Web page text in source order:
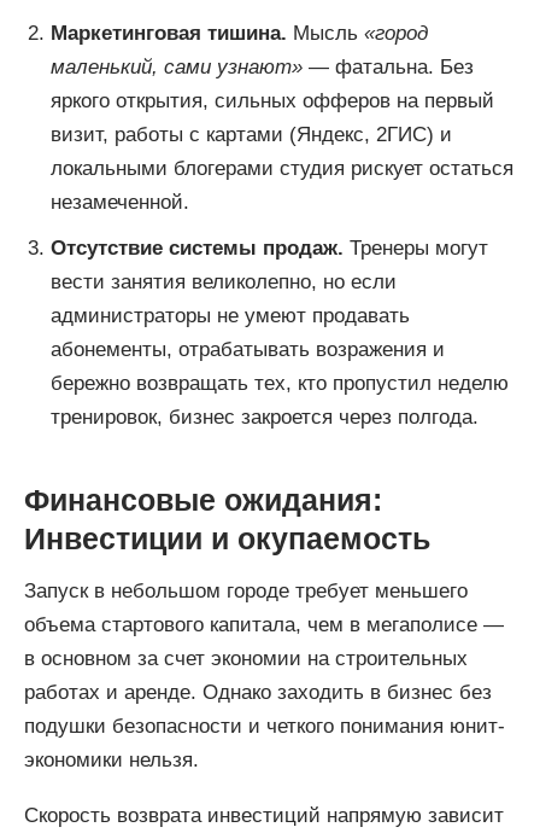
Маркетинговая тишина. Мысль «город
маленький, сами узнают» — фатальна. Без
яркого открытия, сильных офферов на первый
визит, работы с картами (Яндекс, 2ГИС) и
локальными блогерами студия рискует остаться
незамеченной.
Отсутствие системы продаж. Тренеры могут
вести занятия великолепно, но если
администраторы не умеют продавать
абонементы, отрабатывать возражения и
бережно возвращать тех, кто пропустил неделю
тренировок, бизнес закроется через полгода.
Финансовые ожидания:
Инвестиции и окупаемость
Запуск в небольшом городе требует меньшего
объема стартового капитала, чем в мегаполисе —
в основном за счет экономии на строительных
работах и аренде. Однако заходить в бизнес без
подушки безопасности и четкого понимания юнит-
экономики нельзя.
Скорость возврата инвестиций напрямую зависит
ИСТОРИИ ФРАНЧАЙЗИ